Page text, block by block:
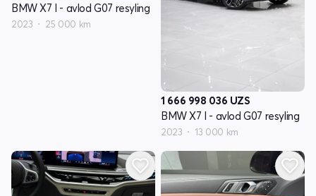
BMW X7 I - avlod G07 resyling
2023 25 000 km
1 666 998 036 UZS
BMW X7 I - avlod G07 resyling
2023 13 000 km